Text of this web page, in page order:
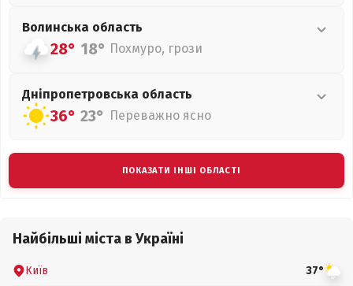
Волинська область
28° 18° Похмуро, грози
Дніпропетровська область
36° 23° Переважно ясно
ПОКАЗАТИ ІНШІ ОБЛАСТІ
Найбільші міста в Україні
Київ 37°